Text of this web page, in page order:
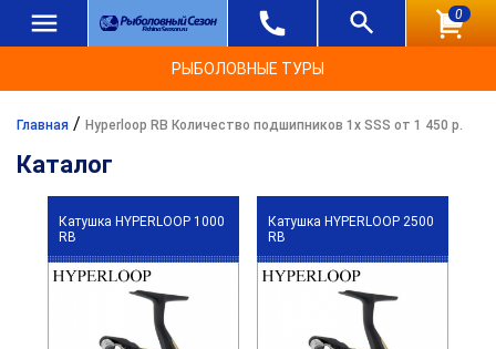
0
РЫБОЛОВНЫЕ ТУРЫ
Главная / Hyperloop RB Количество подшипников 1x SSS от 1 450 р.
Каталог
Катушка HYPERLOOP 1000
RB
Катушка HYPERLOOP 2500
RB